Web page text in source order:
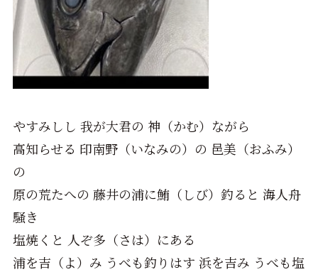
やすみしし 我が大君の 神（かむ）ながら
高知らせる 印南野（いなみの）の 邑美（おふみ）
の
原の荒たへの 藤井の浦に鮪（しび）釣ると 海人舟
騒き
塩焼くと 人ぞ多（さは）にある
浦を吉（よ）み うべも釣りはす 浜を吉み うべも塩